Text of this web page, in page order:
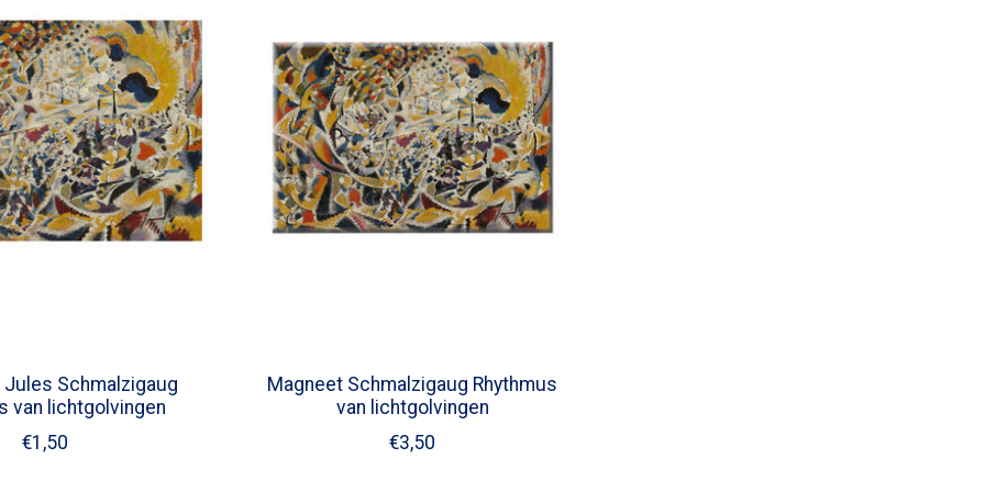
Schmalzigaug
van lichtgolvingen
€1,50
Magneet Schmalzigaug Rhythmus
van lichtgolvingen
€3,50